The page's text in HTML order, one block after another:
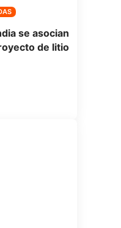
se asocian
de litio